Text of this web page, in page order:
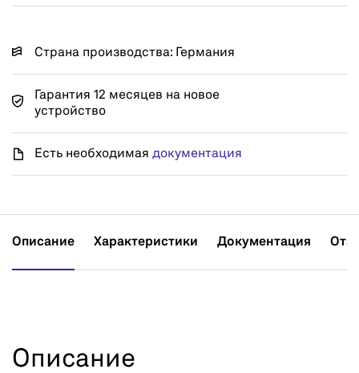
Страна производства: Германия
Гарантия 12 месяцев на новое
устройство
Есть необходимая документация
Описание Характеристики Документация
Описание